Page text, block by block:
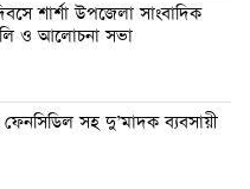
শার্শা উপজেলা সাংবাদিক
ও আলোচনা সভা
ফেনসিডিল সহ দু’মাদক ব্যবসায়ী